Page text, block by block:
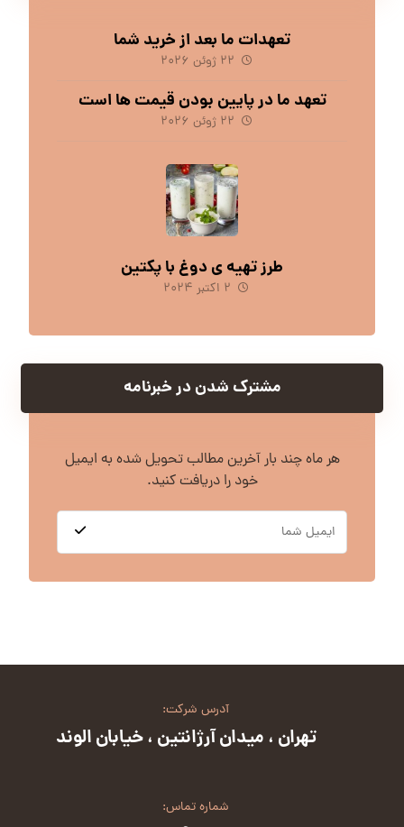
تعهدات ما بعد از خرید شما
۲۲ ژوئن ۲۰۲۶
تعهد ما در پایین بودن قیمت ها است
۲۲ ژوئن ۲۰۲۶
طرز تهیه ی دوغ با پکتین
۲ اکتبر ۲۰۲۴
مشترک شدن در خبرنامه
هر ماه چند بار آخرین مطالب تحویل شده به ایمیل
خود را دریافت کنید.
آدرس شرکت:
تهران ، میدان آرژانتین ، خیابان الوند
شماره تماس: